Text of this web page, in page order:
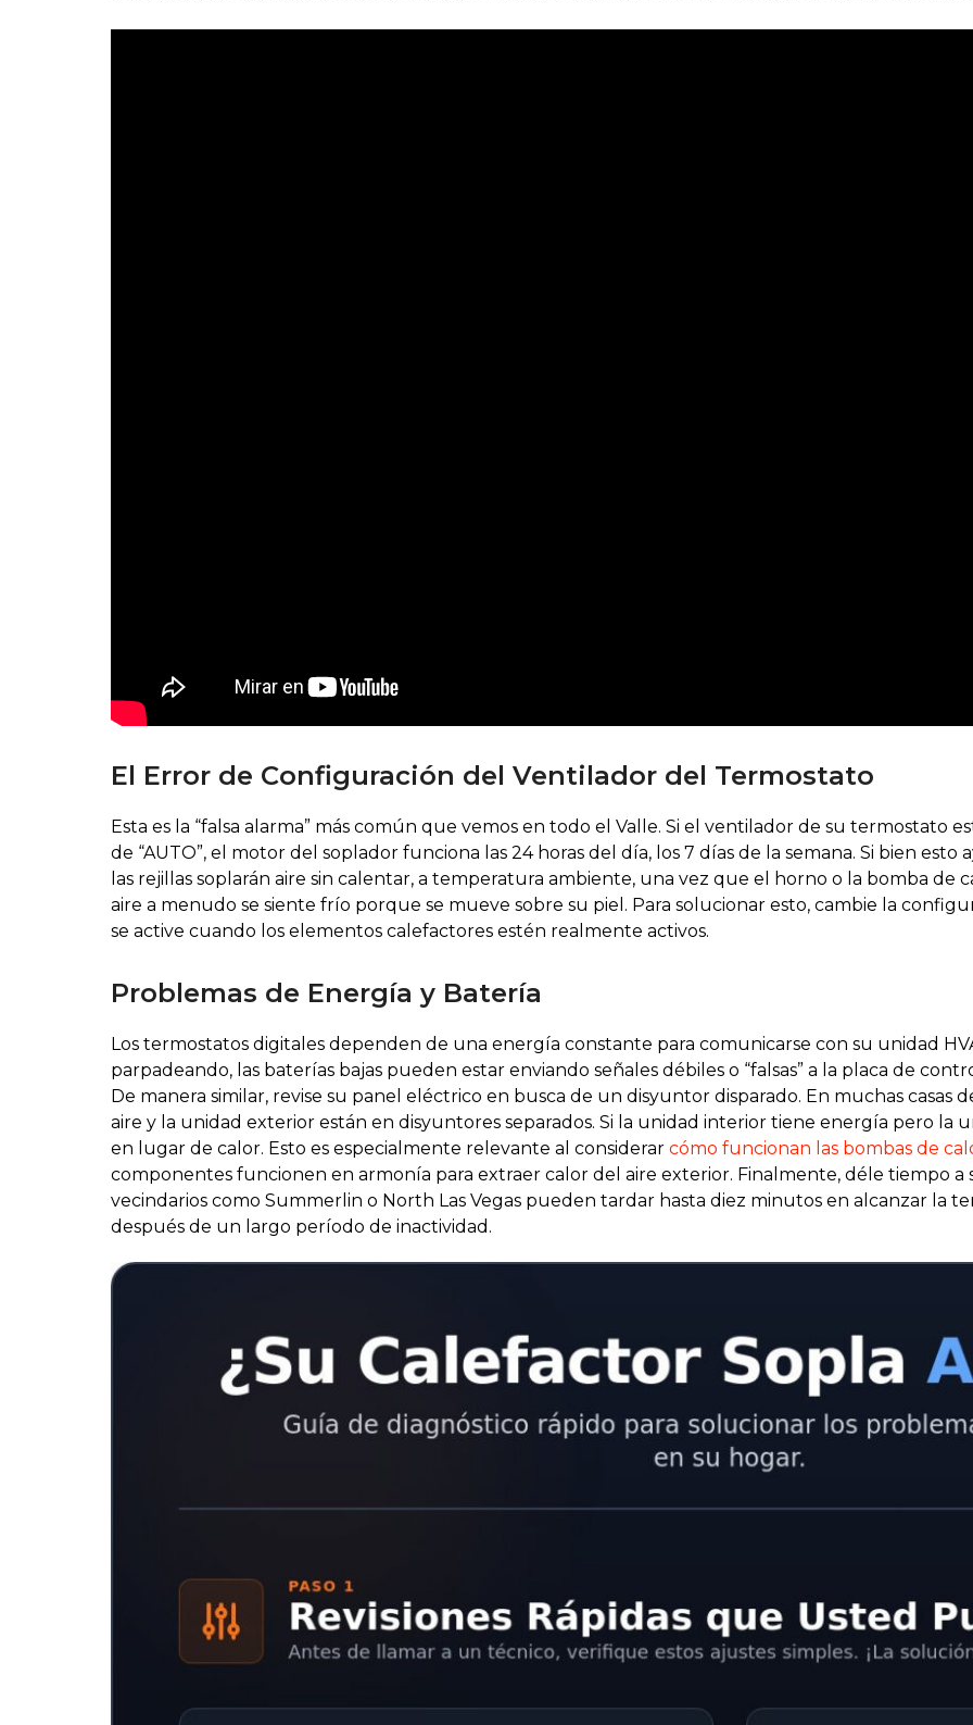
El Error de Configuración del Ventilador del Termostato
Esta es la “falsa alarma” más común que vemos en todo el Valle. Si el ventilador de su termostato
de “AUTO”, el motor del soplador funciona las 24 horas del día, los 7 días de la semana. Si bien
las rejillas soplarán aire sin calentar, a temperatura ambiente, una vez que el horno o la bomba de
aire a menudo se siente frío porque se mueve sobre su piel. Para solucionar esto, cambie la
se active cuando los elementos calefactores estén realmente activos.
Problemas de Energía y Batería
Los termostatos digitales dependen de una energía constante para comunicarse con su unidad
parpadeando, las baterías bajas pueden estar enviando señales débiles o “falsas” a la placa de
De manera similar, revise su panel eléctrico en busca de un disyuntor disparado. En muchas casas
aire y la unidad exterior están en disyuntores separados. Si la unidad interior tiene energía pero la
en lugar de calor. Esto es especialmente relevante al considerar cómo funcionan las bombas de
componentes funcionen en armonía para extraer calor del aire exterior. Finalmente, déle tiempo a
vecindarios como Summerlin o North Las Vegas pueden tardar hasta diez minutos en alcanzar la
después de un largo período de inactividad.